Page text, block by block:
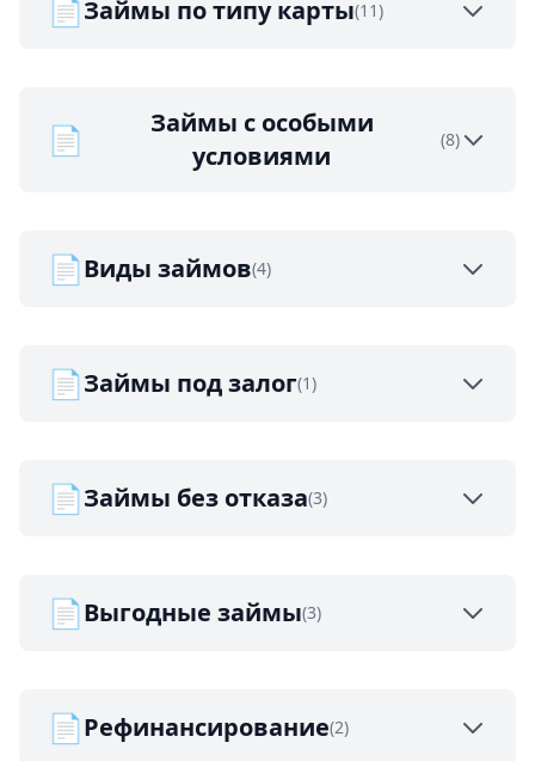
📄Займы по типу карты(11)
📄
Займы с особыми
условиями
(8)
📄Виды займов(4)
📄Займы под залог(1)
📄Займы без отказа(3)
📄Выгодные займы(3)
📄Рефинансирование(2)